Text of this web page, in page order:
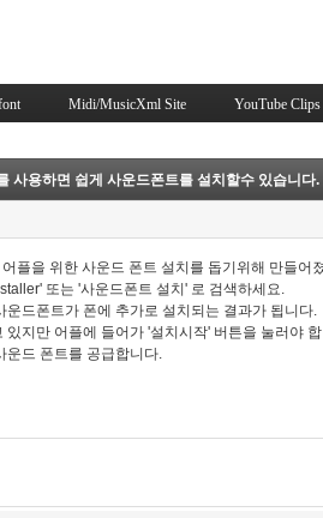
Midi/MusicXml Site YouTube Clips
사용하면 쉽게 사운드폰트를 설치할수 있습니다.
플을 위한 사운드 폰트 설치를 돕기위해 만들어
또는 '사운드폰트 설치' 로 검색하세요.
운드폰트가 폰에 추가로 설치되는 결과가 됩니다.
있지만 어플에 들어가 '설치시작' 버튼을 눌러야
운드 폰트를 공급합니다.